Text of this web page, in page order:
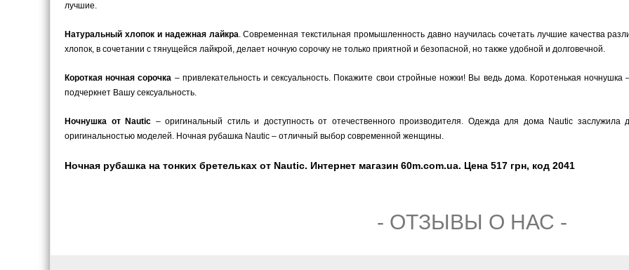
лучшие.
Натуральный хлопок и надежная лайкра. Современная текстильная промышленность давно научилась сочетать лучшие качества
хлопок, в сочетании с тянущейся лайкрой, делает ночную сорочку не только приятной и безопасной, но также удобной и долговечной.
Короткая ночная сорочка – привлекательность и сексуальность. Покажите свои стройные ножки! Вы ведь дома. Коротенькая
подчеркнет Вашу сексуальность.
Ночнушка от Nautic – оригинальный стиль и доступность от отечественного производителя. Одежда для дома Nautic
оригинальностью моделей. Ночная рубашка Nautic – отличный выбор современной женщины.
Ночная рубашка на тонких бретельках от Nautic. Интернет магазин 60m.com.ua. Цена 517 грн, код 2041
- ОТЗЫВЫ О НАС -